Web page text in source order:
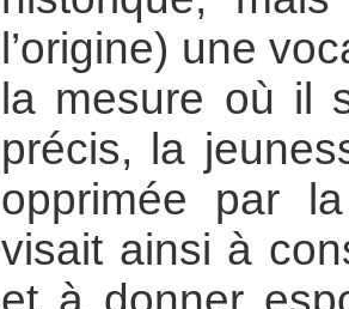
l’origine) une
la mesure où il
précis, la
opprimée par
visait ainsi à